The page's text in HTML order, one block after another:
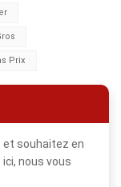
Prix
et souhaitez en
nous vous